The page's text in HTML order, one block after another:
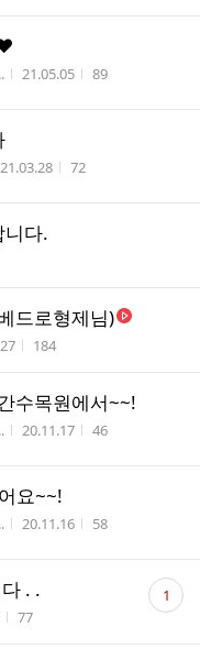
작성시간
21.05.05 조회수
89
작성시간
21.03.28 조회수
72
다.
드로형제님)
조회수
184
수목원에서~~!
작성시간
20.11.17 조회수
46
요~~!
작성시간
20.11.16 조회수
58
. .
조회수
77
댓
글 1